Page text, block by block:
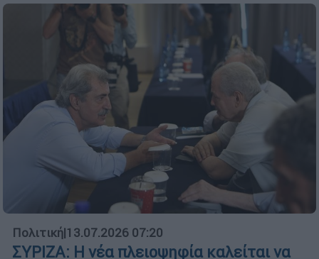
Πολιτική|13.07.2026 07:20
ΣΥΡΙΖΑ: Η νέα πλειοψηφία καλείται να